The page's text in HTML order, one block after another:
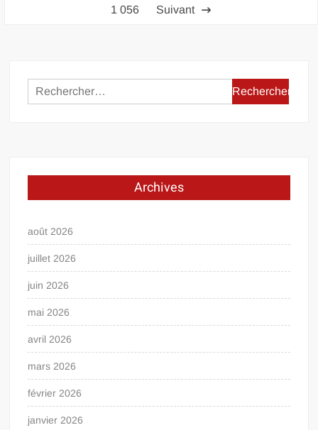
publications1 056 Suivant
Rechercher :
Archives
août 2026
juillet 2026
juin 2026
mai 2026
avril 2026
mars 2026
février 2026
janvier 2026